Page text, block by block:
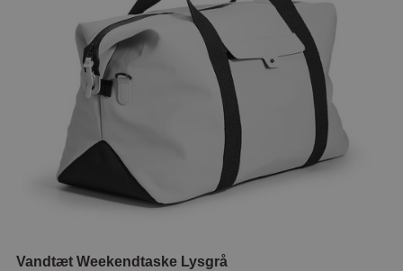
Vandtæt Weekendtaske Lysgrå